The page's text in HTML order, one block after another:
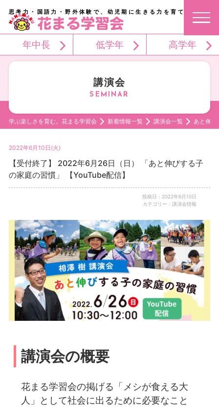
思考力・国語力・野外体験で、幼児期に生きる力を育てる。
年中長 低学年 高学年
講演会
学ぶ楽しさを育む。花まる学習会 新着情報一覧 講演会一覧 あと伸び
2022年6月10日(火)
【受付終了】 2022年6月26日（日） 「あと伸びする子
の家庭の習慣」 【YouTube配信】
投稿日：2022年6月10日
カテゴリー：講演会情報
講演会の概要
花まる学習会の掲げる「メシが食える大
人」として社会に出るために必要なこと